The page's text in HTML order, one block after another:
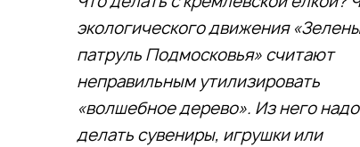
экологического движения
патруль Подмосковья» считают
неправильным утилизировать
«волшебное дерево». Из него надо
делать сувениры, игрушки или